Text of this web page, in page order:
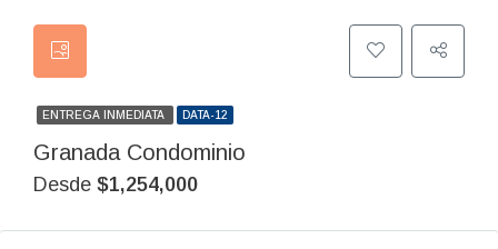
ENTREGA INMEDIATA DATA-12
Granada Condominio
Desde $1,254,000